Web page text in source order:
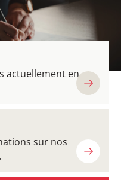
actuellement en
sur nos